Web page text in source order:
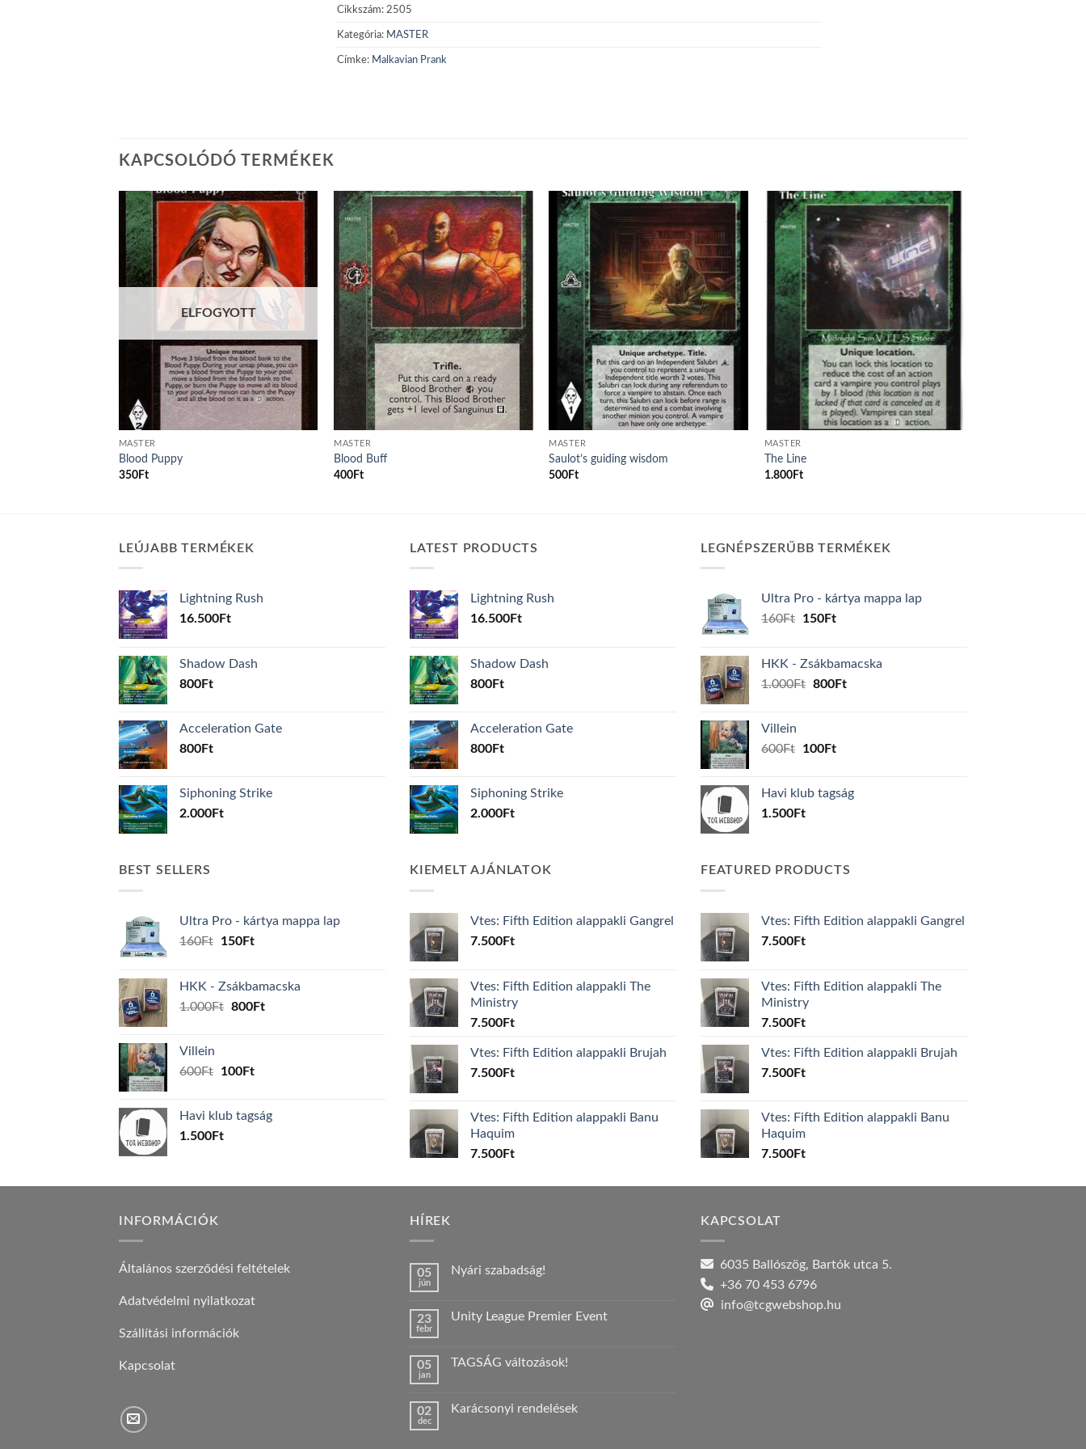
Cikkszám: 2505
Kategória: MASTER
Címke: Malkavian Prank
KAPCSOLÓDÓ TERMÉKEK
ELFOGYOTT
MASTER
Blood Puppy
350Ft
Add to
wishlist
MASTER
Blood Buff
400 Ft
wishlist
MASTER
Saulot’s guiding wisdom
500 Ft
Add to
wishlist
MASTER
The Line
1.800Ft
LEÚJABB TERMÉKEK
Lightning Rush
16.500Ft
Shadow Dash
800Ft
Acceleration Gate
800Ft
Siphoning Strike
2.000Ft
LATEST PRODUCTS
Lightning Rush
16.500Ft
Shadow Dash
800Ft
Acceleration Gate
800Ft
Siphoning Strike
2.000Ft
LEGNÉPSZERŰBB TERMÉKEK
Ultra Pro - kártya mappa lap
160Ft
Original
160Ft.
150FtCurrent
150Ft.
HKK - Zsákbamacska
1.000Ft Original
800FtCurrent
Villein
600Ft
Original
600Ft.
100FtCurrent
100Ft.
Havi klub tagság
1.500Ft
BEST SELLERS
Ultra Pro - kártya mappa lap
160Ft
Original
160Ft.
150FtCurrent
150Ft.
HKK - Zsákbamacska
1.000Ft Original
800FtCurrent
Villein
600Ft
Original
600Ft.
100FtCurrent
100Ft.
Havi klub tagság
1.500Ft
KIEMELT AJÁNLATOK
Vtes: Fifth Edition alappakli Gangrel
7.500Ft
Vtes: Fifth Edition alappakli The
Ministry
7.500Ft
Vtes: Fifth Edition alappakli Brujah
7.500Ft
Vtes: Fifth Edition alappakli Banu
Haquim
7.500Ft
FEATURED PRODUCTS
Vtes: Fifth Edition alappakli Gangrel
7.500Ft
Vtes: Fifth Edition alappakli The
Ministry
7.500Ft
Vtes: Fifth Edition alappakli Brujah
7.500Ft
Vtes: Fifth Edition alappakli Banu
Haquim
7.500Ft
INFORMÁCIÓK
Általános szerződési feltételek
Adatvédelmi nyilatkozat
Szállítási információk
Kapcsolat
HÍREK
05
jún
Nyári szabadság!
Nyári
23
febr
Unity League Premier Event
Unity
bejegyzéshez
05
jan
TAGSÁG változások!
TAGSÁG
02
dec
Karácsonyi rendelések
KAPCSOLAT
6035 Ballószög, Bartók utca 5.
+36 70 453 6796
info@tcgwebshop.hu